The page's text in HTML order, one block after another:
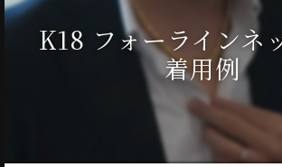
K18 フォーラインネ
着用例